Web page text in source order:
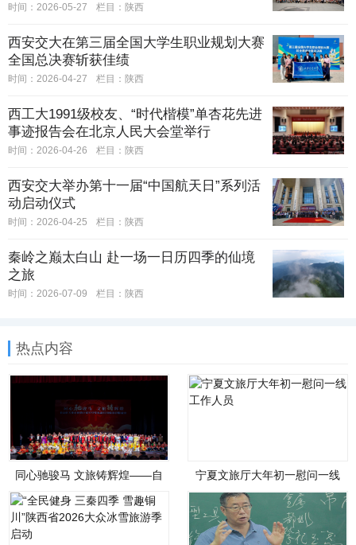
时间：2026-05-27 栏目： 陕西
西安交大在第三届全国大学生职业规划大赛
全国总决赛斩获佳绩
时间：2026-04-27 栏目： 陕西
西工大1991级校友、“时代楷模”单杏花先进
事迹报告会在北京人民大会堂举行
时间：2026-04-26 栏目： 陕西
西安交大举办第十一届“中国航天日”系列活
动启动仪式
时间：2026-04-25 栏目： 陕西
秦岭之巅太白山 赴一场一日历四季的仙境
之旅
时间：2026-07-09 栏目： 陕西
热点内容
同心驰骏马 文旅铸辉煌——自
华民族共同体意识联谊会
宁夏文旅厅大年初一慰问一线